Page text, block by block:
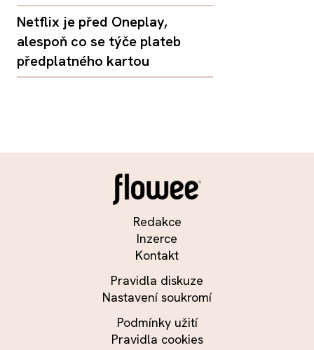
Netflix je před Oneplay,
alespoň co se týče plateb
předplatného kartou
Redakce
Inzerce
Kontakt
Pravidla diskuze
Nastavení soukromí
Podmínky užití
Pravidla cookies